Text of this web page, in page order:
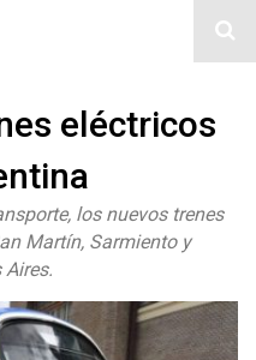
eléctricos
los nuevos trenes
Martín, Sarmiento y